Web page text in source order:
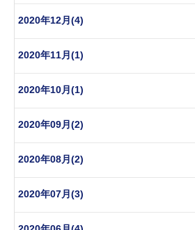
2020年12月(4)
2020年11月(1)
2020年10月(1)
2020年09月(2)
2020年08月(2)
2020年07月(3)